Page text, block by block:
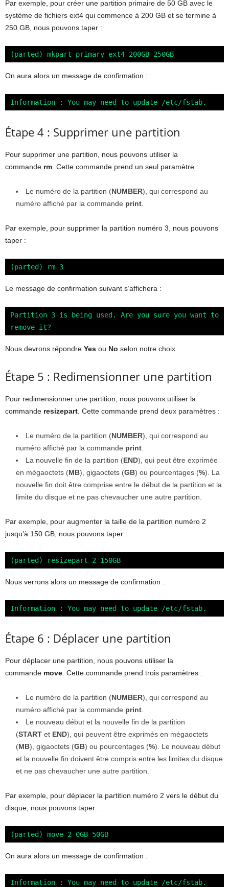
Par exemple, pour créer une partition primaire de 50 GB avec le
système de fichiers ext4 qui commence à 200 GB et se termine à
250 GB, nous pouvons taper :
(parted) mkpart primary ext4 200GB 250GB
On aura alors un message de confirmation :
Information : You may need to update /etc/fstab.
Étape 4 : Supprimer une partition
Pour supprimer une partition, nous pouvons utiliser la
commande rm . Cette commande prend un seul paramètre :
Le numéro de la partition (NUMBER), qui correspond au
numéro affiché par la commande print
Par exemple, pour supprimer la partition numéro 3, nous pouvons
taper :
(parted) rm 3
Le message de confirmation suivant s’affichera :
Partition 3 is being used. Are you sure you want to
remove it?
Nous devrons répondre Yes ou No selon notre choix.
Étape 5 : Redimensionner une partition
Pour redimensionner une partition, nous pouvons utiliser la
commande resizepart . Cette commande prend deux paramètres :
Le numéro de la partition (NUMBER), qui correspond au
numéro affiché par la commande print
La nouvelle fin de la partition (END), qui peut être exprimée
en mégaoctets (MB), gigaoctets (GB) ou pourcentages (%). La
nouvelle fin doit être comprise entre le début de la partition et la
limite du disque et ne pas chevaucher une autre partition.
Par exemple, pour augmenter la taille de la partition numéro 2
jusqu’à 150 GB, nous pouvons taper :
(parted) resizepart 2 150GB
Nous verrons alors un message de confirmation :
Information : You may need to update /etc/fstab.
Étape 6 : Déplacer une partition
Pour déplacer une partition, nous pouvons utiliser la
commande move . Cette commande prend trois paramètres :
Le numéro de la partition (NUMBER), qui correspond au
numéro affiché par la commande print
Le nouveau début et la nouvelle fin de la partition
(START et END), qui peuvent être exprimés en mégaoctets
(MB), gigaoctets (GB) ou pourcentages (%). Le nouveau début
et la nouvelle fin doivent être compris entre les limites du disque
et ne pas chevaucher une autre partition.
Par exemple, pour déplacer la partition numéro 2 vers le début du
disque, nous pouvons taper :
(parted) move 2 0GB 50GB
On aura alors un message de confirmation :
Information : You may need to update /etc/fstab.